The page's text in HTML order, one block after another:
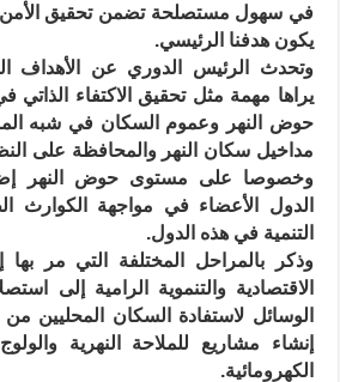
في سهول مستصلحة تضمن تحقيق الأمن
يكون هدفنا الرئيسي.
وتحدث الرئيس الدوري عن الأهداف
يراها مهمة مثل تحقيق الاكتفاء
حوض النهر وعموم السكان في شبه
مداخيل سكان النهر والمحافظة على
وخصوصا على مستوى حوض النهر
الدول الأعضاء في مواجهة الكوارث
التنمية في هذه الدول.
وذكر بالمراحل المختلفة التي مر
الاقتصادية والتنموية الرامية إلى
الوسائل لاستفادة السكان المحليين
إنشاء مشاريع للملاحة النهرية
الكهرومائية.